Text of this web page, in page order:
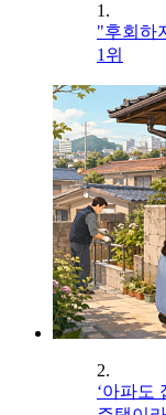
1.
"후회하
1위
2.
‘아파도